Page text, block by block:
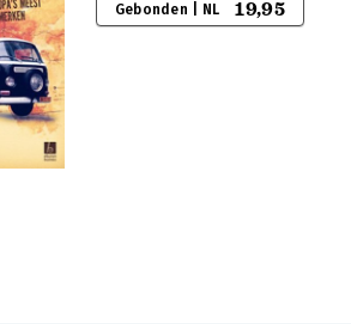
Gebonden | NL 19,95